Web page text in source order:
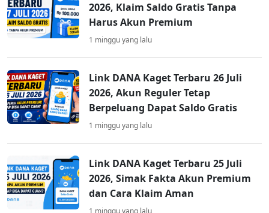
2026, Klaim Saldo Gratis Tanpa
Harus Akun Premium
1 minggu yang lalu
Link DANA Kaget Terbaru 26 Juli
2026, Akun Reguler Tetap
Berpeluang Dapat Saldo Gratis
1 minggu yang lalu
Link DANA Kaget Terbaru 25 Juli
2026, Simak Fakta Akun Premium
dan Cara Klaim Aman